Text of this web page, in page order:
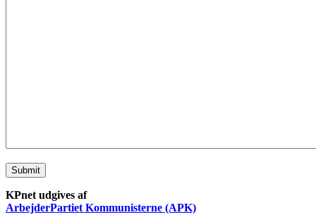
Submit
KPnet udgives af
ArbejderPartiet Kommunisterne (APK)